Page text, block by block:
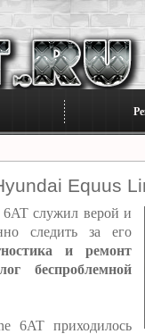
Equus
служил верой и
следить за его
и ремонт
беспроблемной
6AT приходилось